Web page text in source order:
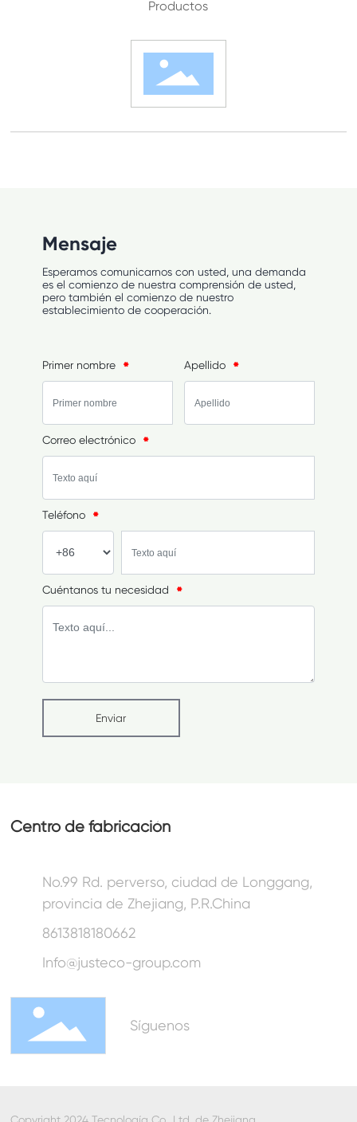
Productos
Mensaje
Esperamos comunicarnos con usted, una demanda
es el comienzo de nuestra comprensión de usted,
pero también el comienzo de nuestro
establecimiento de cooperación.
Primer nombre Apellido
Correo electrónico
Teléfono
Cuéntanos tu necesidad
Enviar
Centro de fabricación
No.99 Rd. perverso, ciudad de Longgang,
provincia de Zhejiang, P.R.China
8613818180662
Info@justeco-group.com
Síguenos